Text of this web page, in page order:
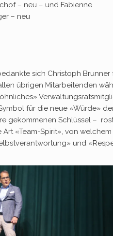
– neu – und Fabienne
– neu
sich Christoph
übrigen Mitarbeitenden
für die neue «Würde»
gekommenen Schlüssel –
Art «Team-Spirit», von
und